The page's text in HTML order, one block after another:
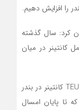
را افزایش دهیم.
کرد: سال گذشته
کانتینر در میان
وی افزود: در سال گذشته ۸۸ هزار و ۳۱۳ TEU کانتینر در بندر
تا پایان امسال